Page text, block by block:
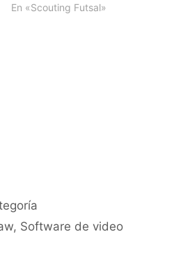
En «Scouting Futsal»
, Software de video